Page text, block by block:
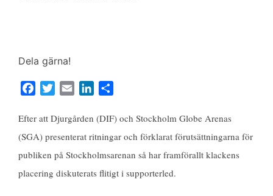
Dela gärna!
c
e
o
o
i
e
r
a
n
k
d
I
l
Efter att Djurgården (DIF) och Stockholm Globe Arenas
(SGA) presenterat ritningar och förklarat förutsättningarna för
publiken på Stockholmsarenan så har framförallt klackens
placering diskuterats flitigt i supporterled.